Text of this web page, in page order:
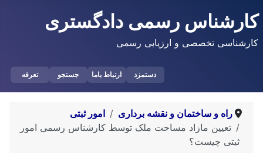
کارشناس رسمی دادگستری
کارشناسی تخصصی و ارزیابی رسمی
دستمزد ارتباط باما جستجو تعرفه
راه و ساختمان و نقشه برداری
امور ثبتی
تعیین مازاد مساحت ملک توسط کارشناس رسمی امور
ثبتی چیست؟